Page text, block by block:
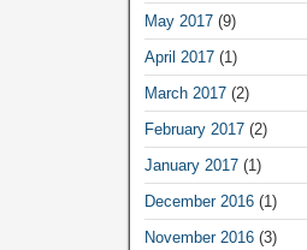
May 2017(9)
April 2017(1)
March 2017(2)
February 2017(2)
January 2017(1)
December 2016(1)
November 2016(3)